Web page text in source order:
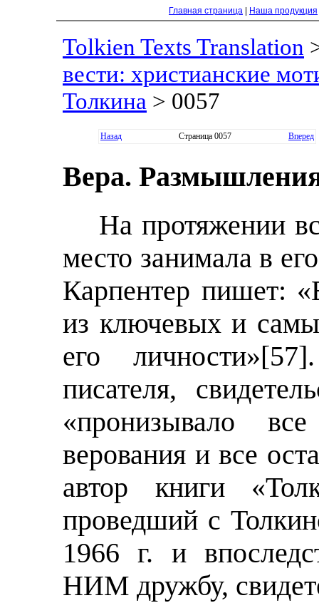
Главная страница Наша продукция
Tolkien Texts Translation
вести: христианские
Толкина > 0057
Назад Страница 0057 Вперед
Вера.
На протяжении
место занимала в
Карпентер пишет:
из ключевых и
его личности»[57]
писателя,
«пронизывало
верования и все
автор книги
проведший с
1966 г. и
НИМ дружбу,